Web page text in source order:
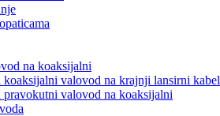
na koaksijalni
koaksijalni valovod na krajnji lansirni kabel
pravokutni valovod na koaksijalni